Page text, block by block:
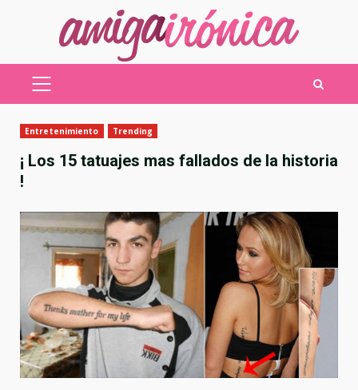
MENÚ
Entretenimiento Trending
¡ Los 15 tatuajes mas fallados de la historia
!